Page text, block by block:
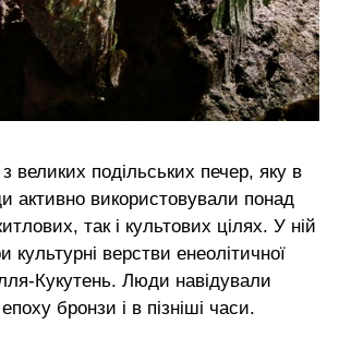
великих подільських печер, яку в
активно використовували понад
так і культових цілях. У ній
культурні верстви енеолітичної
Кукутень. Люди навідували
бронзи і в пізніші часи.